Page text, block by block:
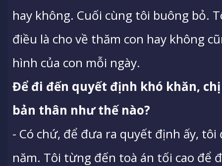
hay không. Cuối cùng tôi buông bỏ.
điều là cho về thăm con hay không
hình của con mỗi ngày.
Để đi đến quyết định khó khăn,
bản thân như thế nào?
- Có chứ, để đưa ra quyết định ấy,
năm. Tôi từng đến toà án tối cao để